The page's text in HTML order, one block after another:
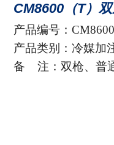
CM8600（T）
产品编号：
产品类别：冷媒加
备 注：双枪、普